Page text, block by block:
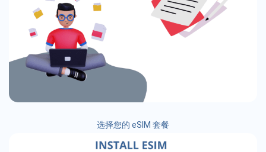
选择您的 eSIM 套餐